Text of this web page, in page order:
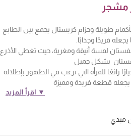
مشجر
▼ اقرأ المزيد
طويلة وحزام كريستال يجمع بين الطابع
فريدًا وجذابًا.
لمسة أنيقة ومغرية، حيث تغطي الأذرع
بشكل جميل
رائعًا للمرأة التي ترغب في الظهور بإطلالة
قطعة فريدة ومميزة